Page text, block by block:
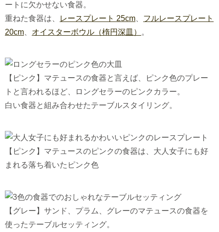
ートに欠かせない食器。
重ねた食器は、
レースプレート 25cm
フルレースプレート
20cm
オイスターボウル（楕円深皿） 。
【ピンク】マテュースの食器と言えば、ピンク色のプレー
トと言われるほど、ロングセラーのピンクカラー。
白い食器と組み合わせたテーブルスタイリング。
【ピンク】マテュースのピンクの食器は、大人女子にも好
まれる落ち着いたピンク色
【グレー】サンド、プラム、グレーのマテュースの食器を
使ったテーブルセッティング。